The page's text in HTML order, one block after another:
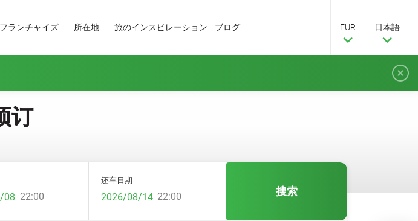
フランチャイズ 所在地 旅のインスピレーション ブログ EUR 日本語
订
22:00
还车日期
22:00 搜索